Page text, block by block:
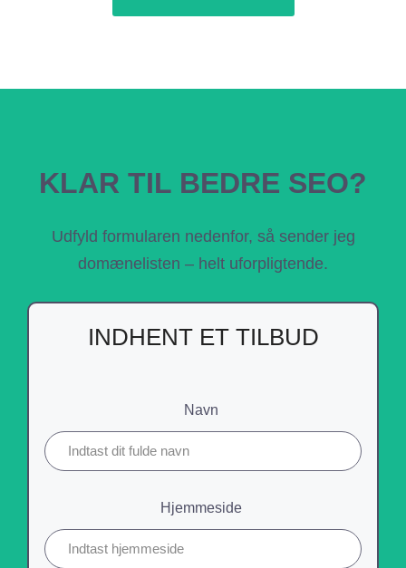
KLAR TIL BEDRE SEO?
Udfyld formularen nedenfor, så sender jeg
domænelisten – helt uforpligtende.
INDHENT ET TILBUD
Navn
Hjemmeside